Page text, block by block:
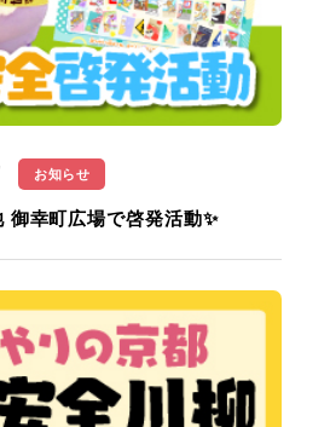
お知らせ
御幸町広場で啓発活動✨